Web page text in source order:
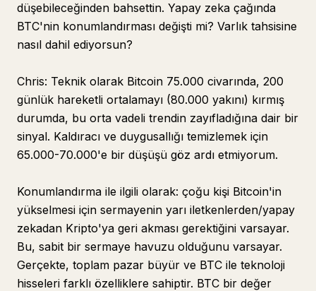
düşebileceğinden bahsettin. Yapay zeka çağında
BTC'nin konumlandırması değişti mi? Varlık tahsisine
nasıl dahil ediyorsun?
Chris: Teknik olarak Bitcoin 75.000 civarında, 200
günlük hareketli ortalamayı (80.000 yakını) kırmış
durumda, bu orta vadeli trendin zayıfladığına dair bir
sinyal. Kaldıracı ve duygusallığı temizlemek için
65.000-70.000'e bir düşüşü göz ardı etmiyorum.
Konumlandırma ile ilgili olarak: çoğu kişi Bitcoin'in
yükselmesi için sermayenin yarı iletkenlerden/yapay
zekadan Kripto'ya geri akması gerektiğini varsayar.
Bu, sabit bir sermaye havuzu olduğunu varsayar.
Gerçekte, toplam pazar büyür ve BTC ile teknoloji
hisseleri farklı özelliklere sahiptir. BTC bir değer